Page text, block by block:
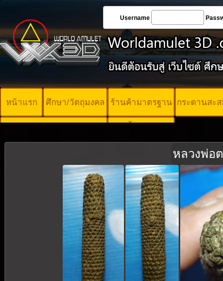
Username
หน้าแรก ศึกษา/วัตถุมงคล ร้านค้ามาตรฐาน กระดานสะ
บัตรพระ
หลวงพ่อ